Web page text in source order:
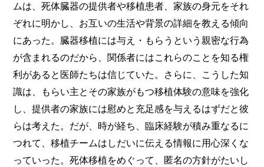
ムは、死体臓器の提供者や移植患者、家族の身元をそれ
ぞれに明かし、お互いの生活や背景の詳細を教える傾向
にあった。臓器移植には与え・もらうという親密な行為
が含まれるのだから、関係者にはこれらのことを知る権
利があると医師たちは信じていた。さらに、こうした知
識は、もらい主とその家族がもつ移植体験の意味を強化
し、提供者の家族には慰めと充足感を与えるはずだと彼
らは考えた。だが、時が経ち、臨床経験が積み重なるに
つれて、移植チームはしだいに伝える情報に用心深くな
っていった。死体移植をめぐって、匿名の方針がたいし